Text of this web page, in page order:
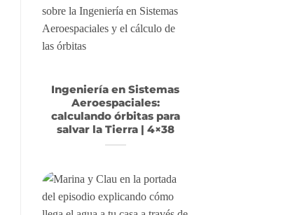
Ingeniería en Sistemas
Aeroespaciales:
calculando órbitas para
salvar la Tierra | 4×38